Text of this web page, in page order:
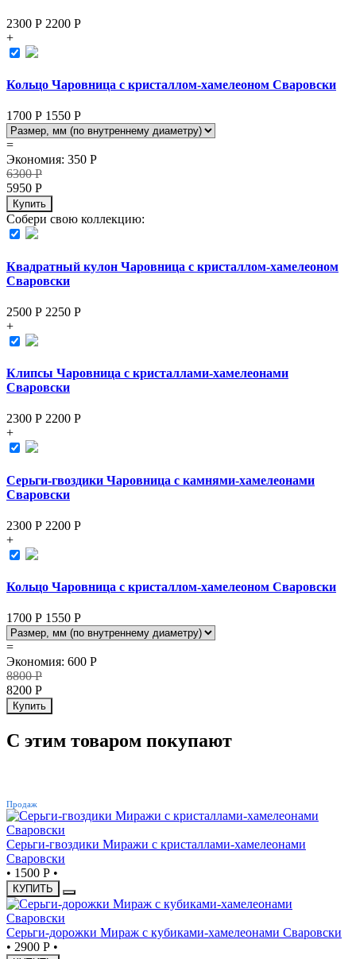
2300 Р 2200 Р
+
Кольцо Чаровница с кристаллом-хамелеоном Сваровски
1700 Р 1550 Р
=
Экономия: 350 Р
6300Р
5950 Р
Купить
Собери свою коллекцию:
Квадратный кулон Чаровница с кристаллом-хамелеоном
Сваровски
2500 Р 2250 Р
+
Клипсы Чаровница с кристаллами-хамелеонами
Сваровски
2300 Р 2200 Р
+
Серьги-гвоздики Чаровница с камнями-хамелеонами
Сваровски
2300 Р 2200 Р
+
Кольцо Чаровница с кристаллом-хамелеоном Сваровски
1700 Р 1550 Р
=
Экономия: 600 Р
8800Р
8200 Р
Купить
С этим товаром покупают
Продаж
Серьги-гвоздики Миражи с кристаллами-хамелеонами
Сваровски
• 1500 Р •
КУПИТЬ
Серьги-дорожки Мираж с кубиками-хамелеонами Сваровски
• 2900 Р •